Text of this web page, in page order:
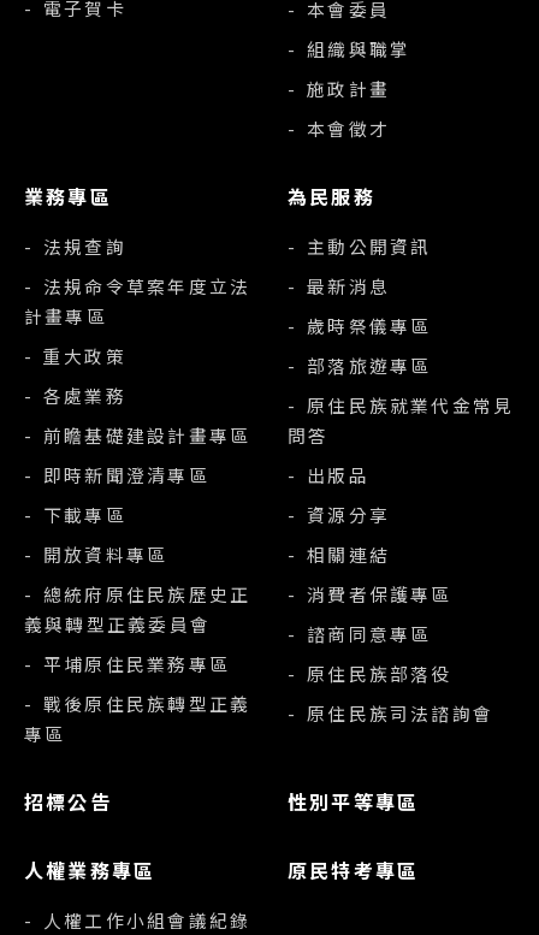
- 電子賀卡
- 本會委員
- 組織與職掌
- 施政計畫
- 本會徵才
業務專區
- 法規查詢
- 法規命令草案年度立法
計畫專區
- 重大政策
- 各處業務
- 前瞻基礎建設計畫專區
- 即時新聞澄清專區
- 下載專區
- 開放資料專區
- 總統府原住民族歷史正
義與轉型正義委員會
- 平埔原住民業務專區
- 戰後原住民族轉型正義
專區
為民服務
- 主動公開資訊
- 最新消息
- 歲時祭儀專區
- 部落旅遊專區
- 原住民族就業代金常見
問答
- 出版品
- 資源分享
- 相關連結
- 消費者保護專區
- 諮商同意專區
- 原住民族部落役
- 原住民族司法諮詢會
招標公告 性別平等專區
人權業務專區
- 人權工作小組會議紀錄
原民特考專區